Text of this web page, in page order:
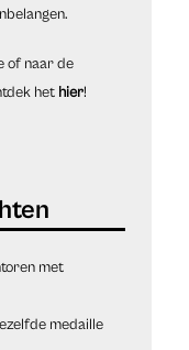
of naar de
het hier!
met
medaille